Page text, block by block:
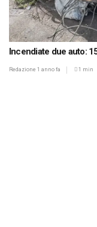
Incendiate due auto:
Redazione 1 anno fa 1 min